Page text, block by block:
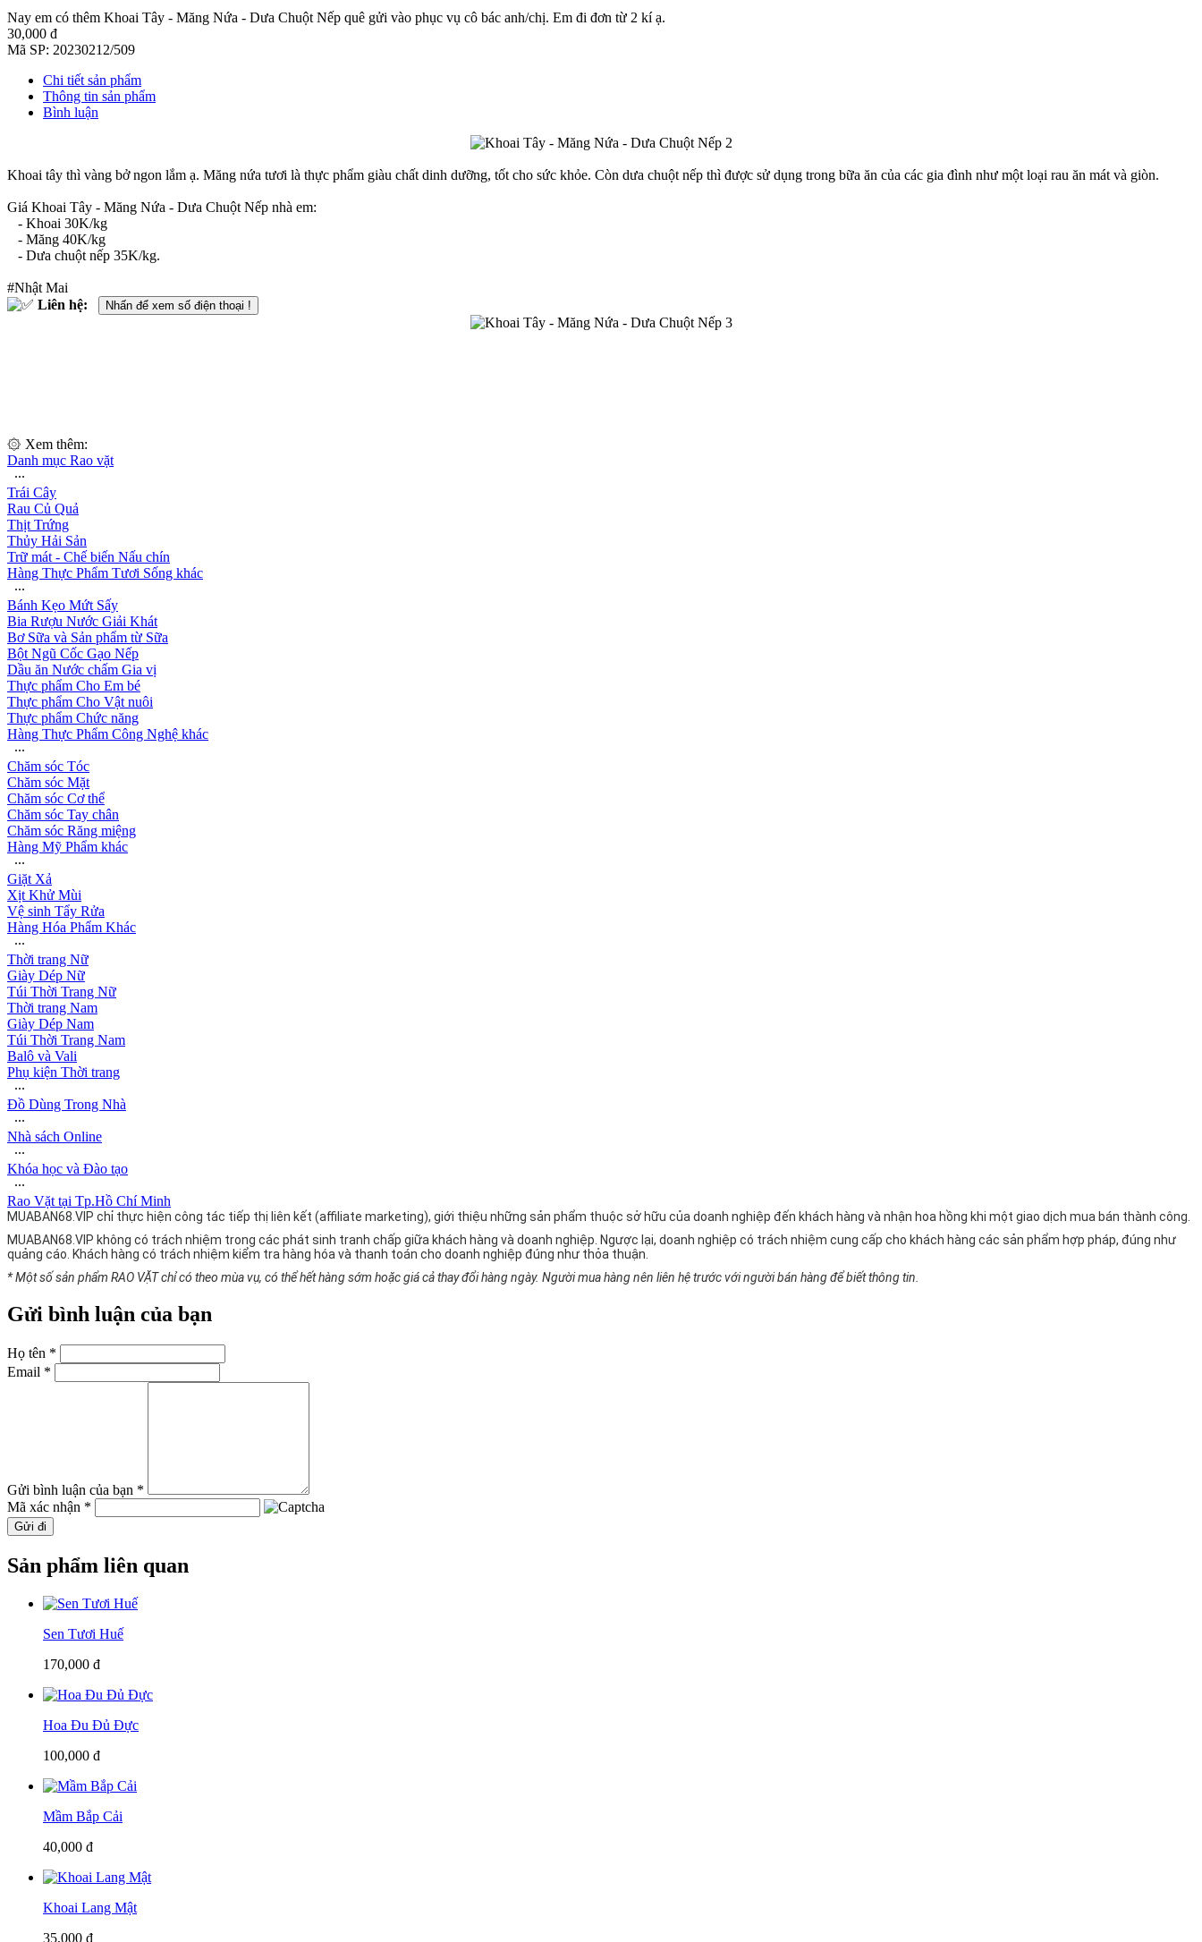
Nay em có thêm Khoai Tây - Măng Nứa - Dưa Chuột Nếp quê gửi vào phục vụ cô bác anh/chị. Em đi đơn từ 2 kí ạ.
30,000 đ
Mã SP: 20230212/509
Chi tiết sản phẩm
Thông tin sản phẩm
Bình luận
Khoai tây thì vàng bở ngon lắm ạ. Măng nứa tươi là thực phẩm giàu chất dinh dưỡng, tốt cho sức khỏe. Còn dưa chuột nếp thì được sử dụng trong bữa ăn của các gia đình như một loại rau ăn mát và giòn.
Giá Khoai Tây - Măng Nứa - Dưa Chuột Nếp nhà em:
- Khoai 30K/kg
- Măng 40K/kg
- Dưa chuột nếp 35K/kg.
#Nhật Mai
Liên hệ:
Nhấn để xem số điện thoại !
۞ Xem thêm:
Danh mục Rao vặt
∙∙∙
Trái Cây
Rau Củ Quả
Thịt Trứng
Thủy Hải Sản
Trữ mát - Chế biến Nấu chín
Hàng Thực Phẩm Tươi Sống khác
∙∙∙
Bánh Kẹo Mứt Sấy
Bia Rượu Nước Giải Khát
Bơ Sữa và Sản phẩm từ Sữa
Bột Ngũ Cốc Gạo Nếp
Dầu ăn Nước chấm Gia vị
Thực phẩm Cho Em bé
Thực phẩm Cho Vật nuôi
Thực phẩm Chức năng
Hàng Thực Phẩm Công Nghệ khác
∙∙∙
Chăm sóc Tóc
Chăm sóc Mặt
Chăm sóc Cơ thể
Chăm sóc Tay chân
Chăm sóc Răng miệng
Hàng Mỹ Phẩm khác
∙∙∙
Giặt Xả
Xịt Khử Mùi
Vệ sinh Tẩy Rửa
Hàng Hóa Phẩm Khác
∙∙∙
Thời trang Nữ
Giày Dép Nữ
Túi Thời Trang Nữ
Thời trang Nam
Giày Dép Nam
Túi Thời Trang Nam
Balô và Vali
Phụ kiện Thời trang
∙∙∙
Đồ Dùng Trong Nhà
∙∙∙
Nhà sách Online
∙∙∙
Khóa học và Đào tạo
∙∙∙
Rao Vặt tại Tp.Hồ Chí Minh
MUABAN68.VIP chỉ thực hiện công tác tiếp thị liên kết (affiliate marketing), giới thiệu những sản phẩm thuộc sở hữu của doanh nghiệp đến khách hàng và nhận hoa hồng khi một giao dịch mua bán thành công.
MUABAN68.VIP không có trách nhiệm trong các phát sinh tranh chấp giữa khách hàng và doanh nghiệp. Ngược lại, doanh nghiệp có trách nhiệm cung cấp cho khách hàng các sản phẩm hợp pháp, đúng như
quảng cáo. Khách hàng có trách nhiệm kiểm tra hàng hóa và thanh toán cho doanh nghiệp đúng như thỏa thuận.
* Một số sản phẩm RAO VẶT chỉ có theo mùa vụ, có thể hết hàng sớm hoặc giá cả thay đổi hàng ngày. Người mua hàng nên liên hệ trước với người bán hàng để biết thông tin.
Gửi bình luận của bạn
Họ tên *
Email *
Gửi bình luận của bạn *
Mã xác nhận *
Gửi đi
Sản phẩm liên quan
Sen Tươi Huế
170,000 đ
Hoa Đu Đủ Đực
100,000 đ
Mầm Bắp Cải
40,000 đ
Khoai Lang Mật
35,000 đ